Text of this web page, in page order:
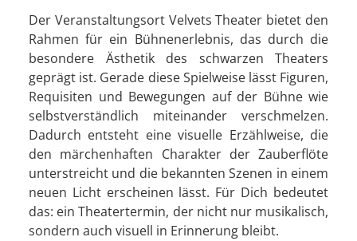
Der Veranstaltungsort Velvets Theater bietet den
Rahmen für ein Bühnenerlebnis, das durch die
besondere Ästhetik des schwarzen Theaters
geprägt ist. Gerade diese Spielweise lässt Figuren,
Requisiten und Bewegungen auf der Bühne wie
selbstverständlich miteinander verschmelzen.
Dadurch entsteht eine visuelle Erzählweise, die
den märchenhaften Charakter der Zauberflöte
unterstreicht und die bekannten Szenen in einem
neuen Licht erscheinen lässt. Für Dich bedeutet
das: ein Theatertermin, der nicht nur musikalisch,
sondern auch visuell in Erinnerung bleibt.